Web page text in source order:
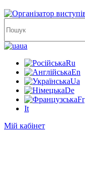
ua
Ru
En
Ua
De
Fr
It
Мій кабінет